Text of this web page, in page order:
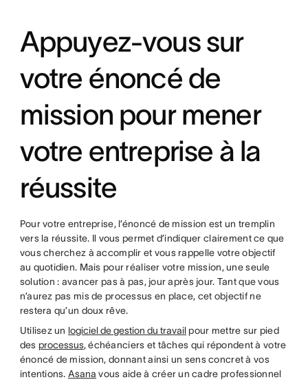
Appuyez-vous sur
votre énoncé de
mission pour mener
votre entreprise à la
réussite
Pour votre entreprise, l’énoncé de mission est un tremplin
vers la réussite. Il vous permet d’indiquer clairement ce que
vous cherchez à accomplir et vous rappelle votre objectif
au quotidien. Mais pour réaliser votre mission, une seule
solution : avancer pas à pas, jour après jour. Tant que vous
n’aurez pas mis de processus en place, cet objectif ne
restera qu’un doux rêve.
Utilisez un logiciel de gestion du travail pour mettre sur pied
des processus, échéanciers et tâches qui répondent à votre
énoncé de mission, donnant ainsi un sens concret à vos
intentions.Asana vous aide à créer un cadre professionnel